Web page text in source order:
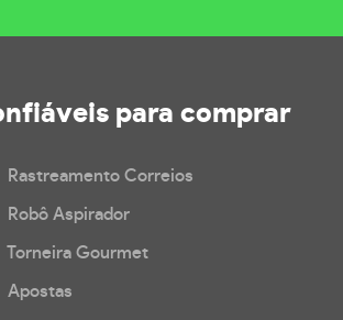
para comprar
Correios
Aspirador
Gourmet
Apostas